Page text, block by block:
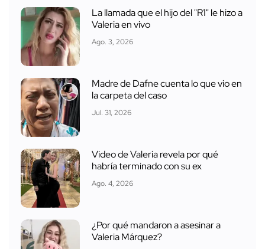
La llamada que el hijo del "R1" le hizo a
Valeria en vivo
Ago. 3, 2026
Madre de Dafne cuenta lo que vio en
la carpeta del caso
Jul. 31, 2026
Video de Valeria revela por qué
habría terminado con su ex
Ago. 4, 2026
¿Por qué mandaron a asesinar a
Valeria Márquez?